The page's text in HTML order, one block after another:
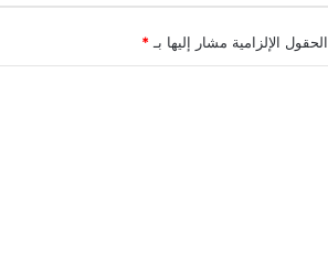
الحقول الإلزامية مشار إليها بـ *